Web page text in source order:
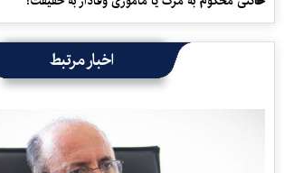
اخبار مرتبط